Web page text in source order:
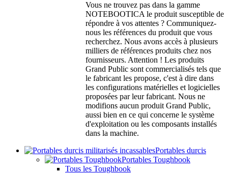
Vous ne trouvez pas dans la gamme
NOTEBOOTICA le produit susceptible de
répondre à vos attentes ? Communiquez-
nous les références du produit que vous
recherchez. Nous avons accès à plusieurs
milliers de références produits chez nos
fournisseurs. Attention ! Les produits
Grand Public sont commercialisés tels que
le fabricant les propose, c'est à dire dans
les configurations matérielles et logicielles
proposées par leur fabricant. Nous ne
modifions aucun produit Grand Public,
aussi bien en ce qui concerne le système
d'exploitation ou les composants installés
dans la machine.
Portables durcis
Portables Toughbook
Tous les Toughbook